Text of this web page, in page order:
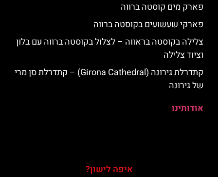
פארק מים קוסטה ברווה
פארקי שעשועים בקוסטה ברווה
צלילה בקוסטה בראווה – לצלול בקוסטה ברווה עם בלון
וציוד צלילה
קתדרלת גירונה (Girona Cathedral) – קתדרלת סן מרי
של גירונה
אודותינו
איפה לישון?